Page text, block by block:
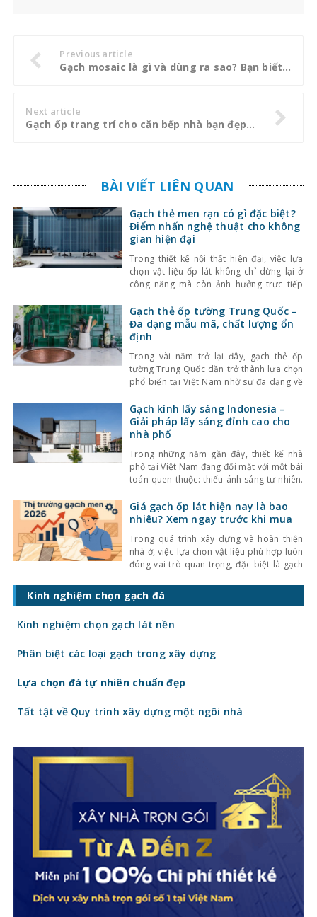
Previous article
Gạch mosaic là gì và dùng ra sao? Bạn biết chưa?
Next article
Gạch ốp trang trí cho căn bếp nhà bạn đẹp lung linh
BÀI VIẾT LIÊN QUAN
Gạch thẻ men rạn có gì đặc biệt?
Điểm nhấn nghệ thuật cho không
gian hiện đại
Trong thiết kế nội thất hiện đại, việc lựa
chọn vật liệu ốp lát không chỉ dừng lại ở
công năng mà còn ảnh hưởng trực tiếp
Một trong những lựa chọn nổi bật gần đây
là gạch thẻ men rạn – dòng gạch ốp lát
Gạch thẻ ốp tường Trung Quốc –
Đa dạng mẫu mã, chất lượng ổn
định
Trong vài năm trở lại đây, gạch thẻ ốp
tường Trung Quốc dần trở thành lựa chọn
phổ biến tại Việt Nam nhờ sự đa dạng về
Bên cạnh đó, chất lượng sản phẩm cũng
không ngừng được cải thiện, đáp ứng tốt
nhu cầu sử
Gạch kính lấy sáng Indonesia –
Giải pháp lấy sáng đỉnh cao cho
nhà phố
Trong những năm gần đây, thiết kế nhà
phố tại Việt Nam đang đối mặt với một bài
toán quen thuộc: thiếu ánh sáng tự nhiên.
che chắn bởi các công trình xung quanh,
khiến không gian trở nên bí bách và phụ
Giá gạch ốp lát hiện nay là bao
nhiêu? Xem ngay trước khi mua
Trong quá trình xây dựng và hoàn thiện
nhà ở, việc lựa chọn vật liệu phù hợp luôn
đóng vai trò quan trọng, đặc biệt là gạch
giá gạch ốp lát hiện nay còn quyết định
trực tiếp đến tổng chi phí công trình. Vậy
Kinh nghiệm chọn gạch đá
Kinh nghiệm chọn gạch lát nền
Phân biệt các loại gạch trong xây dựng
Lựa chọn đá tự nhiên chuẩn đẹp
Tất tật về Quy trình xây dựng một ngôi nhà